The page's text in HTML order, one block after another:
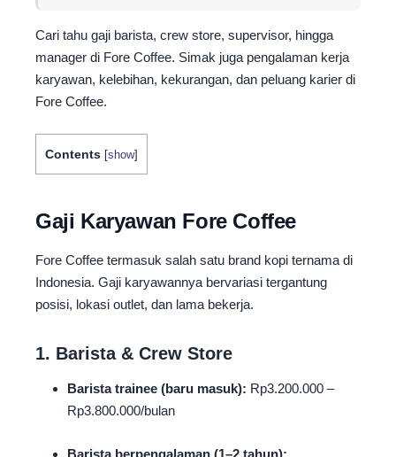
Cari tahu gaji barista, crew store, supervisor, hingga
manager di Fore Coffee. Simak juga pengalaman kerja
karyawan, kelebihan, kekurangan, dan peluang karier di
Fore Coffee.
Contents [show]
Gaji Karyawan Fore Coffee
Fore Coffee termasuk salah satu brand kopi ternama di
Indonesia. Gaji karyawannya bervariasi tergantung
posisi, lokasi outlet, dan lama bekerja.
1. Barista & Crew Store
Barista trainee (baru masuk): Rp3.200.000 –
Rp3.800.000/bulan
Barista berpengalaman (1–2 tahun):